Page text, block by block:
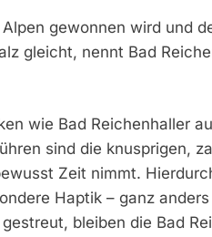
gewonnen wird und
gleicht, nennt Bad
wie Bad Reichenhaller
sind die knusprigen,
Zeit nimmt.
Haptik – ganz
bleiben die Bad